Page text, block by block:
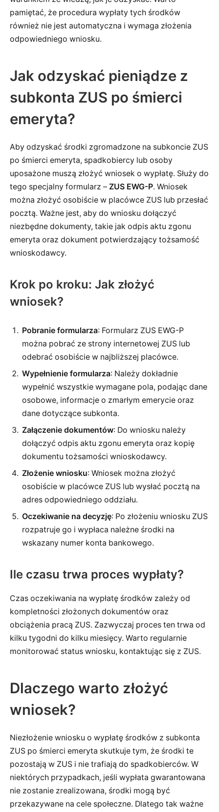
pamiętać, że procedura wypłaty tych środków
również nie jest automatyczna i wymaga złożenia
odpowiedniego wniosku.
Jak odzyskać pieniądze z
subkonta ZUS po śmierci
emeryta?
Aby odzyskać środki zgromadzone na subkoncie ZUS
po śmierci emeryta, spadkobiercy lub osoby
uposażone muszą złożyć wniosek o wypłatę. Służy do
tego specjalny formularz – ZUS EWG-P. Wniosek
można złożyć osobiście w placówce ZUS lub przesłać
pocztą. Ważne jest, aby do wniosku dołączyć
niezbędne dokumenty, takie jak odpis aktu zgonu
emeryta oraz dokument potwierdzający tożsamość
wnioskodawcy.
Krok po kroku: Jak złożyć
wniosek?
Pobranie formularza: Formularz ZUS EWG-P
można pobrać ze strony internetowej ZUS lub
odebrać osobiście w najbliższej placówce.
Wypełnienie formularza: Należy dokładnie
wypełnić wszystkie wymagane pola, podając dane
osobowe, informacje o zmarłym emerycie oraz
dane dotyczące subkonta.
Załączenie dokumentów: Do wniosku należy
dołączyć odpis aktu zgonu emeryta oraz kopię
dokumentu tożsamości wnioskodawcy.
Złożenie wniosku: Wniosek można złożyć
osobiście w placówce ZUS lub wysłać pocztą na
adres odpowiedniego oddziału.
Oczekiwanie na decyzję: Po złożeniu wniosku ZUS
rozpatruje go i wypłaca należne środki na
wskazany numer konta bankowego.
Ile czasu trwa proces wypłaty?
Czas oczekiwania na wypłatę środków zależy od
kompletności złożonych dokumentów oraz
obciążenia pracą ZUS. Zazwyczaj proces ten trwa od
kilku tygodni do kilku miesięcy. Warto regularnie
monitorować status wniosku, kontaktując się z ZUS.
Dlaczego warto złożyć
wniosek?
Niezłożenie wniosku o wypłatę środków z subkonta
ZUS po śmierci emeryta skutkuje tym, że środki te
pozostają w ZUS i nie trafiają do spadkobierców. W
niektórych przypadkach, jeśli wypłata gwarantowana
nie zostanie zrealizowana, środki mogą być
przekazywane na cele społeczne. Dlatego tak ważne